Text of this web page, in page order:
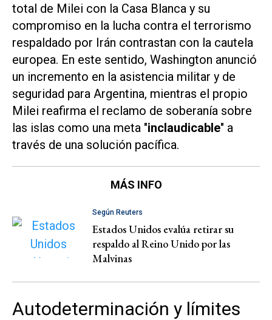
total de Milei con la Casa Blanca y su
compromiso en la lucha contra el terrorismo
respaldado por Irán contrastan con la cautela
europea. En este sentido, Washington anunció
un incremento en la asistencia militar y de
seguridad para Argentina, mientras el propio
Milei reafirma el reclamo de soberanía sobre
las islas como una meta "inclaudicable" a
través de una solución pacífica.
MÁS INFO
Según Reuters
Estados Unidos evalúa retirar su
respaldo al Reino Unido por las
Malvinas
Autodeterminación y límites